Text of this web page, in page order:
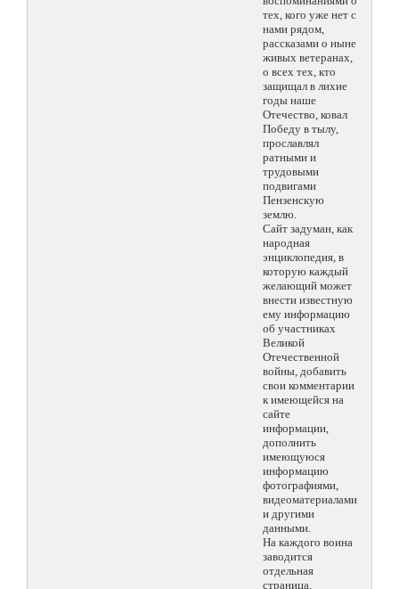
тех, кого уже нет с
нами рядом,
рассказами о ныне
живых ветеранах,
о всех тех, кто
защищал в лихие
годы наше
Отечество, ковал
Победу в тылу,
прославлял
ратными и
трудовыми
подвигами
Пензенскую
землю.
Сайт задуман, как
народная
энциклопедия, в
которую каждый
желающий может
внести известную
ему информацию
об участниках
Великой
Отечественной
войны, добавить
свои комментарии
к имеющейся на
сайте
информации,
дополнить
имеющуюся
информацию
фотографиями,
видеоматериалами
и другими
данными.
На каждого воина
заводится
отдельная
страница,